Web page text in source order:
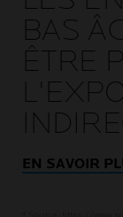
BAS
ÊTRE
EN SAVOIR